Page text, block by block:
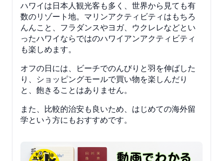
ハワイは日本人観光客も多く、世界から見ても有
数のリゾート地。マリンアクティビティはもちろ
んんこと、フラダンスやヨガ、ウクレレなどとい
ったハワイならではのハワイアンアクティビティ
も楽しめます。
オフの日には、ビーチでのんびりと羽を伸ばした
り、ショッピングモールで買い物を楽しんだり
と、飽きることはありません。
また、比較的治安も良いため、はじめての海外留
学という方にもおすすめです。